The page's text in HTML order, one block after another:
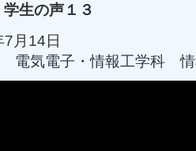
生の声１３
月14日
電気電子・情報工学科